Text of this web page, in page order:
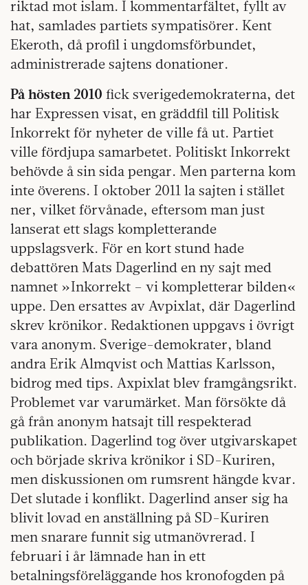
riktad mot islam. I kommentarfältet, fyllt av
hat, samlades partiets sympatisörer. Kent
Ekeroth, då profil i ungdomsförbundet,
administrerade sajtens donationer.
På hösten 2010 fick sverigedemokraterna, det
har Expressen visat, en gräddfil till Politisk
Inkorrekt för nyheter de ville få ut. Partiet
ville fördjupa samarbetet. Politiskt Inkorrekt
behövde å sin sida pengar. Men parterna kom
inte överens. I oktober 2011 la sajten i stället
ner, vilket förvånade, eftersom man just
lanserat ett slags kompletterande
uppslagsverk. För en kort stund hade
debattören Mats Dagerlind en ny sajt med
namnet »Inkorrekt – vi kompletterar bilden«
uppe. Den ersattes av Avpixlat, där Dagerlind
skrev krönikor. Redaktionen uppgavs i övrigt
vara anonym. Sverige-demokrater, bland
andra Erik Almqvist och Mattias Karlsson,
bidrog med tips. Axpixlat blev framgångsrikt.
Problemet var varumärket. Man försökte då
gå från anonym hatsajt till respekterad
publikation. Dagerlind tog över utgivarskapet
och började skriva krönikor i SD-Kuriren,
men diskussionen om rumsrent hängde kvar.
Det slutade i konflikt. Dagerlind anser sig ha
blivit lovad en anställning på SD-Kuriren
men snarare funnit sig utmanövrerad. I
februari i år lämnade han in ett
betalningsföreläggande hos kronofogden på